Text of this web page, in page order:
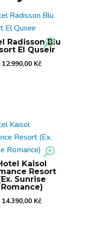
Radisson Blu
El Quseir
12.990,00 Kč
Kaisol
Resort
Sunrise
Romance)
14.390,00 Kč